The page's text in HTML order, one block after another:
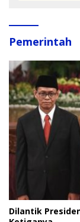
Pemerintah
Dilantik